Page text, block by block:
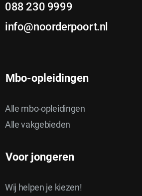
088 230 9999
info@noorderpoort.nl
Mbo-opleidingen
Alle mbo-opleidingen
Alle vakgebieden
Voor jongeren
Wij helpen je kiezen!